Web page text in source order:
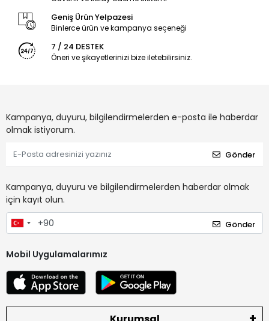
Geniş Ürün Yelpazesi
Binlerce ürün ve kampanya seçeneği
7 / 24 DESTEK
Öneri ve şikayetlerinizi bize iletebilirsiniz.
Kampanya, duyuru, bilgilendirmelerden e-posta ile haberdar
olmak istiyorum.
Gönder
Kampanya, duyuru ve bilgilendirmelerden haberdar olmak
için kayıt olun.
Gönder
Mobil Uygulamalarımız